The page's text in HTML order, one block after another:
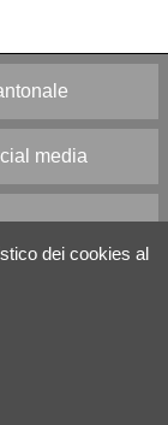
dei cookies al
media